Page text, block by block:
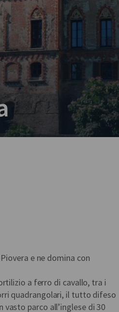
e ne domina con
a ferro di cavallo, tra i
quadrangolari, il tutto difeso
vasto parco all’inglese di 30